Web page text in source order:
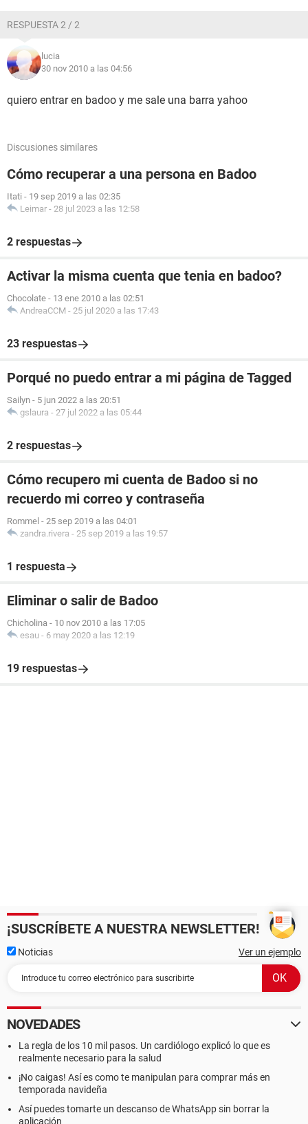
RESPUESTA 2 / 2
lucia
30 nov 2010 a las 04:56
quiero entrar en badoo y me sale una barra yahoo
Discusiones similares
Cómo recuperar a una persona en Badoo
Itati - 19 sep 2019 a las 02:35
Leimar - 28 jul 2023 a las 12:58
2 respuestas
Activar la misma cuenta que tenia en badoo?
Chocolate - 13 ene 2010 a las 02:51
AndreaCCM - 25 jul 2020 a las 17:43
23 respuestas
Porqué no puedo entrar a mi página de Tagged
Sailyn - 5 jun 2022 a las 20:51
gslaura - 27 jul 2022 a las 05:44
2 respuestas
Cómo recupero mi cuenta de Badoo si no
recuerdo mi correo y contraseña
Rommel - 25 sep 2019 a las 04:01
zandra.rivera - 25 sep 2019 a las 19:57
1 respuesta
Eliminar o salir de Badoo
Chicholina - 10 nov 2010 a las 17:05
esau - 6 may 2020 a las 12:19
19 respuestas
¡SUSCRÍBETE A NUESTRA NEWSLETTER!
Noticias Ver un ejemplo
NOVEDADES
La regla de los 10 mil pasos. Un cardiólogo explicó lo que es
realmente necesario para la salud
¡No caigas! Así es como te manipulan para comprar más en
temporada navideña
Así puedes tomarte un descanso de WhatsApp sin borrar la
aplicación